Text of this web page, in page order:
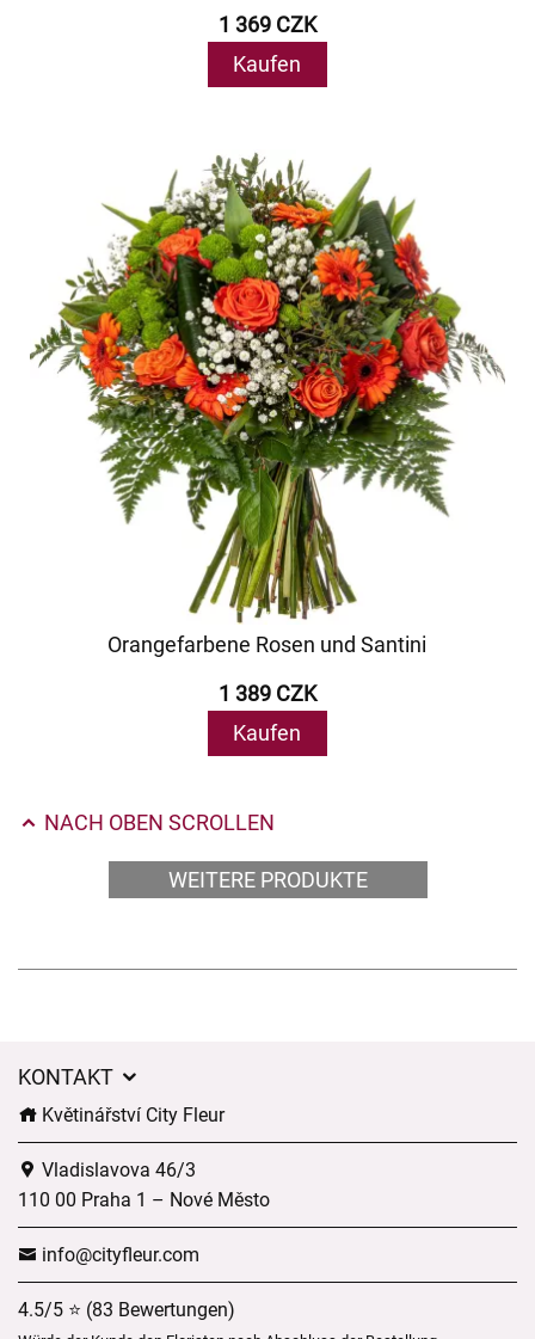
1 369 CZK
Kaufen
Orangefarbene Rosen und Santini
1 389 CZK
Kaufen
NACH OBEN SCROLLEN
WEITERE PRODUKTE
KONTAKT
Květinářství City Fleur
Vladislavova 46/3
110 00 Praha 1 – Nové Město
info@cityfleur.com
4.5/5 ⭐ (83 Bewertungen)